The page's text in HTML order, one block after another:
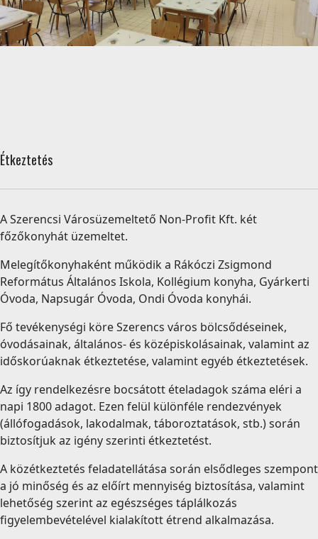
Étkeztetés
A Szerencsi Városüzemeltető Non-Profit Kft. két
főzőkonyhát üzemeltet.
Melegítőkonyhaként működik a Rákóczi Zsigmond
Református Általános Iskola, Kollégium konyha, Gyárkerti
Óvoda, Napsugár Óvoda, Ondi Óvoda konyhái.
Fő tevékenységi köre Szerencs város bölcsődéseinek,
óvodásainak, általános- és középiskolásainak, valamint az
időskorúaknak étkeztetése, valamint egyéb étkeztetések.
Az így rendelkezésre bocsátott ételadagok száma eléri a
napi 1800 adagot. Ezen felül különféle rendezvények
(állófogadások, lakodalmak, táboroztatások, stb.) során
biztosítjuk az igény szerinti étkeztetést.
A közétkeztetés feladatellátása során elsődleges szempont
a jó minőség és az előírt mennyiség biztosítása, valamint
lehetőség szerint az egészséges táplálkozás
figyelembevételével kialakított étrend alkalmazása.